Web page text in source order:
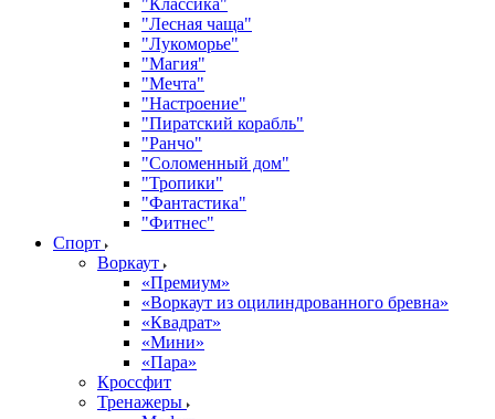
"Классика"
"Лесная чаща"
"Лукоморье"
"Магия"
"Мечта"
"Настроение"
"Пиратский корабль"
"Ранчо"
"Соломенный дом"
"Тропики"
"Фантастика"
"Фитнес"
Спорт
Воркаут
«Премиум»
«Воркаут из оцилиндрованного бревна»
«Квадрат»
«Мини»
«Пара»
Кроссфит
Тренажеры